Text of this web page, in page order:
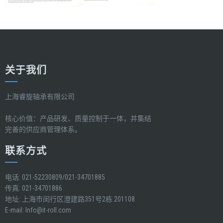
关于我们
上海睿旋轴承有限公司
核心价值：产品研发、质量控制于一体，并集结
完善的供应商管理体系。
联系方式
电话: 021-52230809/021-34701885
传真: 021-34701886
地址: 上海市闵行区澄建路351号2栋 201108
E-mail: Info@it-roll.com